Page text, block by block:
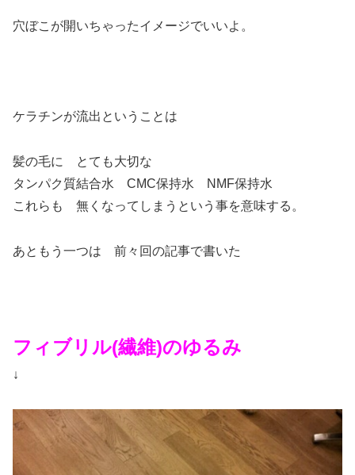
穴ぼこが開いちゃったイメージでいいよ。
ケラチンが流出ということは
髪の毛に とても大切な
タンパク質結合水 CMC保持水 NMF保持水
これらも 無くなってしまうという事を意味する。
あともう一つは 前々回の記事で書いた
フィブリル(繊維)のゆるみ
↓